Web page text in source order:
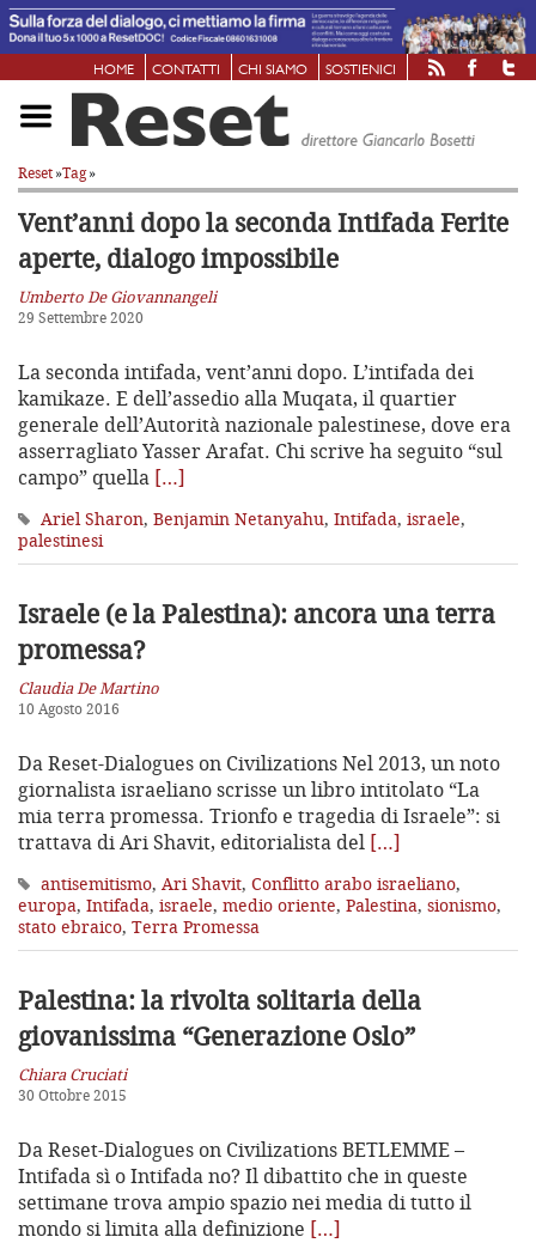
HOME CONTATTI CHI SIAMO SOSTIENICI
Reset»Tag»
Vent’anni dopo la seconda IntifadaFerite
aperte, dialogo impossibile
Umberto De Giovannangeli
29 Settembre 2020
La seconda intifada, vent’anni dopo. L’intifada dei
kamikaze. E dell’assedio alla Muqata, il quartier
generale dell’Autorità nazionale palestinese, dove era
asserragliato Yasser Arafat. Chi scrive ha seguito “sul
campo” quella […]
Ariel Sharon, Benjamin Netanyahu, Intifada, israele,
palestinesi
Israele (e la Palestina): ancora una terra
promessa?
Claudia De Martino
10 Agosto 2016
Da Reset-Dialogues on Civilizations Nel 2013, un noto
giornalista israeliano scrisse un libro intitolato “La
mia terra promessa. Trionfo e tragedia di Israele”: si
trattava di Ari Shavit, editorialista del […]
antisemitismo, Ari Shavit, Conflitto arabo israeliano,
europa, Intifada, israele, medio oriente, Palestina, sionismo,
stato ebraico, Terra Promessa
Palestina: la rivolta solitaria della
giovanissima “Generazione Oslo”
Chiara Cruciati
30 Ottobre 2015
Da Reset-Dialogues on Civilizations BETLEMME –
Intifada sì o Intifada no? Il dibattito che in queste
settimane trova ampio spazio nei media di tutto il
mondo si limita alla definizione […]